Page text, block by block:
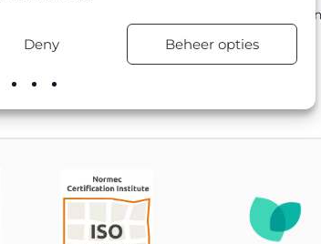
Deny Beheer opties
450x200mm. Toepassingen variëren
bevestiging en levertijden.